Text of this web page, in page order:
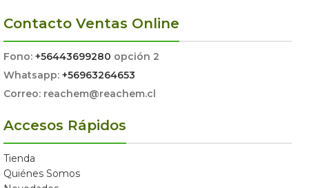
Contacto Ventas Online
Fono: +56443699280 opción 2
Whatsapp: +56963264653
Correo: reachem@reachem.cl
Accesos Rápidos
Tienda
Quiénes Somos